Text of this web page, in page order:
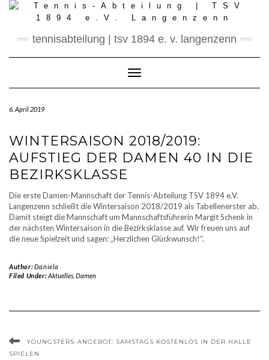
Skip
tennisabteilung | tsv 1894 e. v. langenzenn
Toggle Navigation
6. April 2019
WINTERSAISON 2018/2019:
AUFSTIEG DER DAMEN 40 IN DIE
BEZIRKSKLASSE
Die erste Damen-Mannschaft der Tennis-Abteilung TSV 1894 e.V.
Langenzenn schließt die Wintersaison 2018/2019 als Tabellenerster ab.
Damit steigt die Mannschaft um Mannschaftsführerin Margit Schenk in
der nächsten Wintersaison in die Bezirksklasse auf. Wir freuen uns auf
die neue Spielzeit und sagen: „Herzlichen Glückwunsch!“.
Author:Daniela
Filed Under:Aktuelles, Damen
YOUNGSTERS-ANGEBOT: SAMSTAGS KOSTENLOS IN DER HALLE
SPIELEN